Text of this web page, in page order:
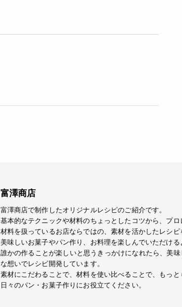
富澤商店
富澤商店で制作したオリジナルレシピのご紹介です。
基本的なテクニックや材料のちょっとしたコツから、プ
材料を扱っているお店ならではの、素材を活かしたレシ
美味しいお菓子やパン作り、お料理を楽しんでいただけ
誰かの作ることが楽しいと思うきっかけになれたら、美
な想いでレシピ開発しています。
素材にこだわることで、材料を使い比べることで、もっと
日々のパン・お菓子作りにお役立てください。